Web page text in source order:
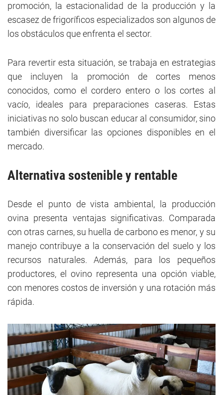
promoción, la estacionalidad de la producción y la
escasez de frigoríficos especializados son algunos de
los obstáculos que enfrenta el sector.
Para revertir esta situación, se trabaja en estrategias
que incluyen la promoción de cortes menos
conocidos, como el cordero entero o los cortes al
vacío, ideales para preparaciones caseras. Estas
iniciativas no solo buscan educar al consumidor, sino
también diversificar las opciones disponibles en el
mercado.
Alternativa sostenible y rentable
Desde el punto de vista ambiental, la producción
ovina presenta ventajas significativas. Comparada
con otras carnes, su huella de carbono es menor, y su
manejo contribuye a la conservación del suelo y los
recursos naturales. Además, para los pequeños
productores, el ovino representa una opción viable,
con menores costos de inversión y una rotación más
rápida.